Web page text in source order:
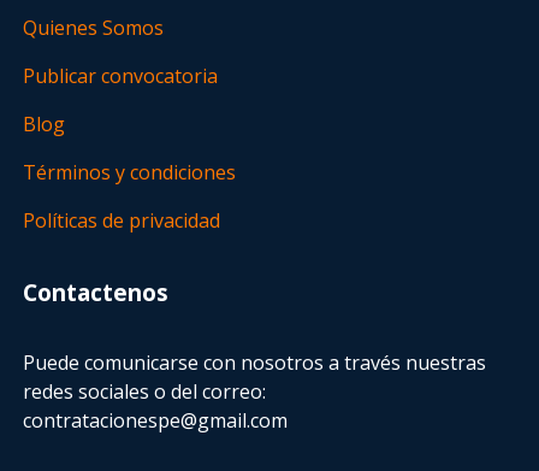
Quienes Somos
Publicar convocatoria
Blog
Términos y condiciones
Políticas de privacidad
Contactenos
Puede comunicarse con nosotros a través nuestras
redes sociales o del correo:
contratacionespe@gmail.com